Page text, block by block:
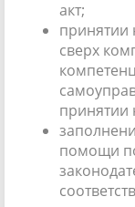
акт;
принятии
сверх
принятии
помощи